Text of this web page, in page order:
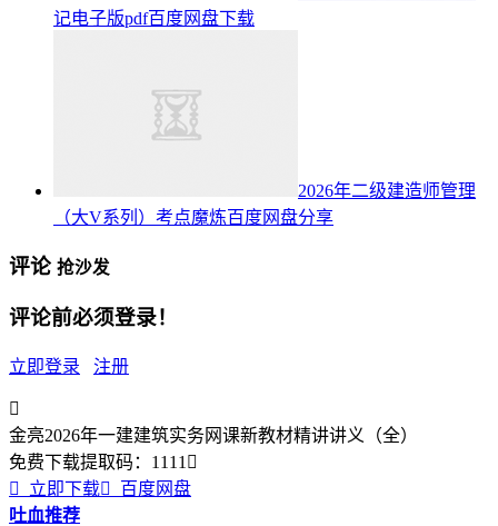
记电子版pdf百度网盘下载
2026年二级建造师管理
（大V系列）考点魔炼百度网盘分享
评论 抢沙发
评论前必须登录！
立即登录 注册

金亮2026年一建建筑实务网课新教材精讲讲义（全）
免费下载提取码： 1111 

立即下载
百度网盘
吐血推荐